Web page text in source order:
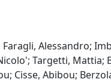
Alessandro;
Targetti, Mattia;
Cisse, Abibou;